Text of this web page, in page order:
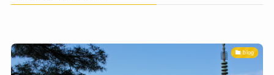
blog